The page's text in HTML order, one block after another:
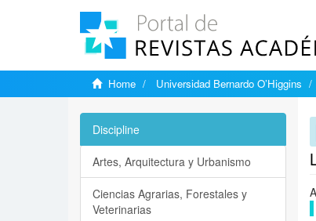
Home Universidad Bernardo O’Higgins
Discipline
Artes, Arquitectura y Urbanismo
Ciencias Agrarias, Forestales y
Veterinarias